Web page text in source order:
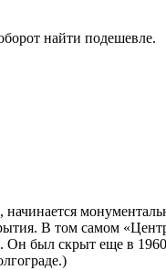
найти подешевле.
начинается
В том самом
был скрыт еще в